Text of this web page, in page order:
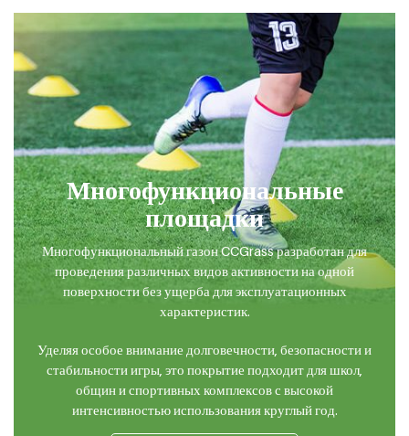
Многофункциональные
площадки
Многофункциональный газон CCGrass разработан для
проведения различных видов активности на одной
поверхности без ущерба для эксплуатационных
характеристик.
Уделяя особое внимание долговечности, безопасности и
стабильности игры, это покрытие подходит для школ,
общин и спортивных комплексов с высокой
интенсивностью использования круглый год.